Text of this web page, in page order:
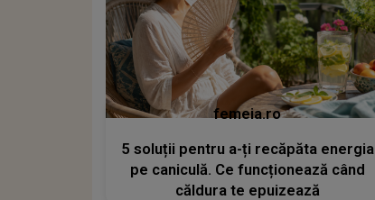
femeia.ro
5 soluții pentru a-ți recăpăta energia
pe caniculă. Ce funcționează când
căldura te epuizează